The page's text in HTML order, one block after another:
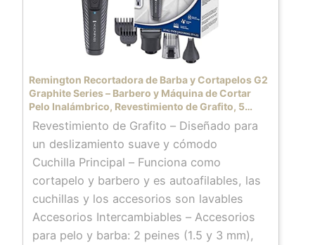
Remington Recortadora de Barba y Cortapelos G2
Graphite Series – Barbero y Máquina de Cortar
Pelo Inalámbrico, Revestimiento de Grafito, 5
Accesorios, 40 min Autonomía, Indicador LED
Carga – PG2000
Revestimiento de Grafito – Diseñado para
un deslizamiento suave y cómodo
Cuchilla Principal – Funciona como
cortapelo y barbero y es autoafilables, las
cuchillas y los accesorios son lavables
Accesorios Intercambiables – Accesorios
para pelo y barba: 2 peines (1.5 y 3 mm),